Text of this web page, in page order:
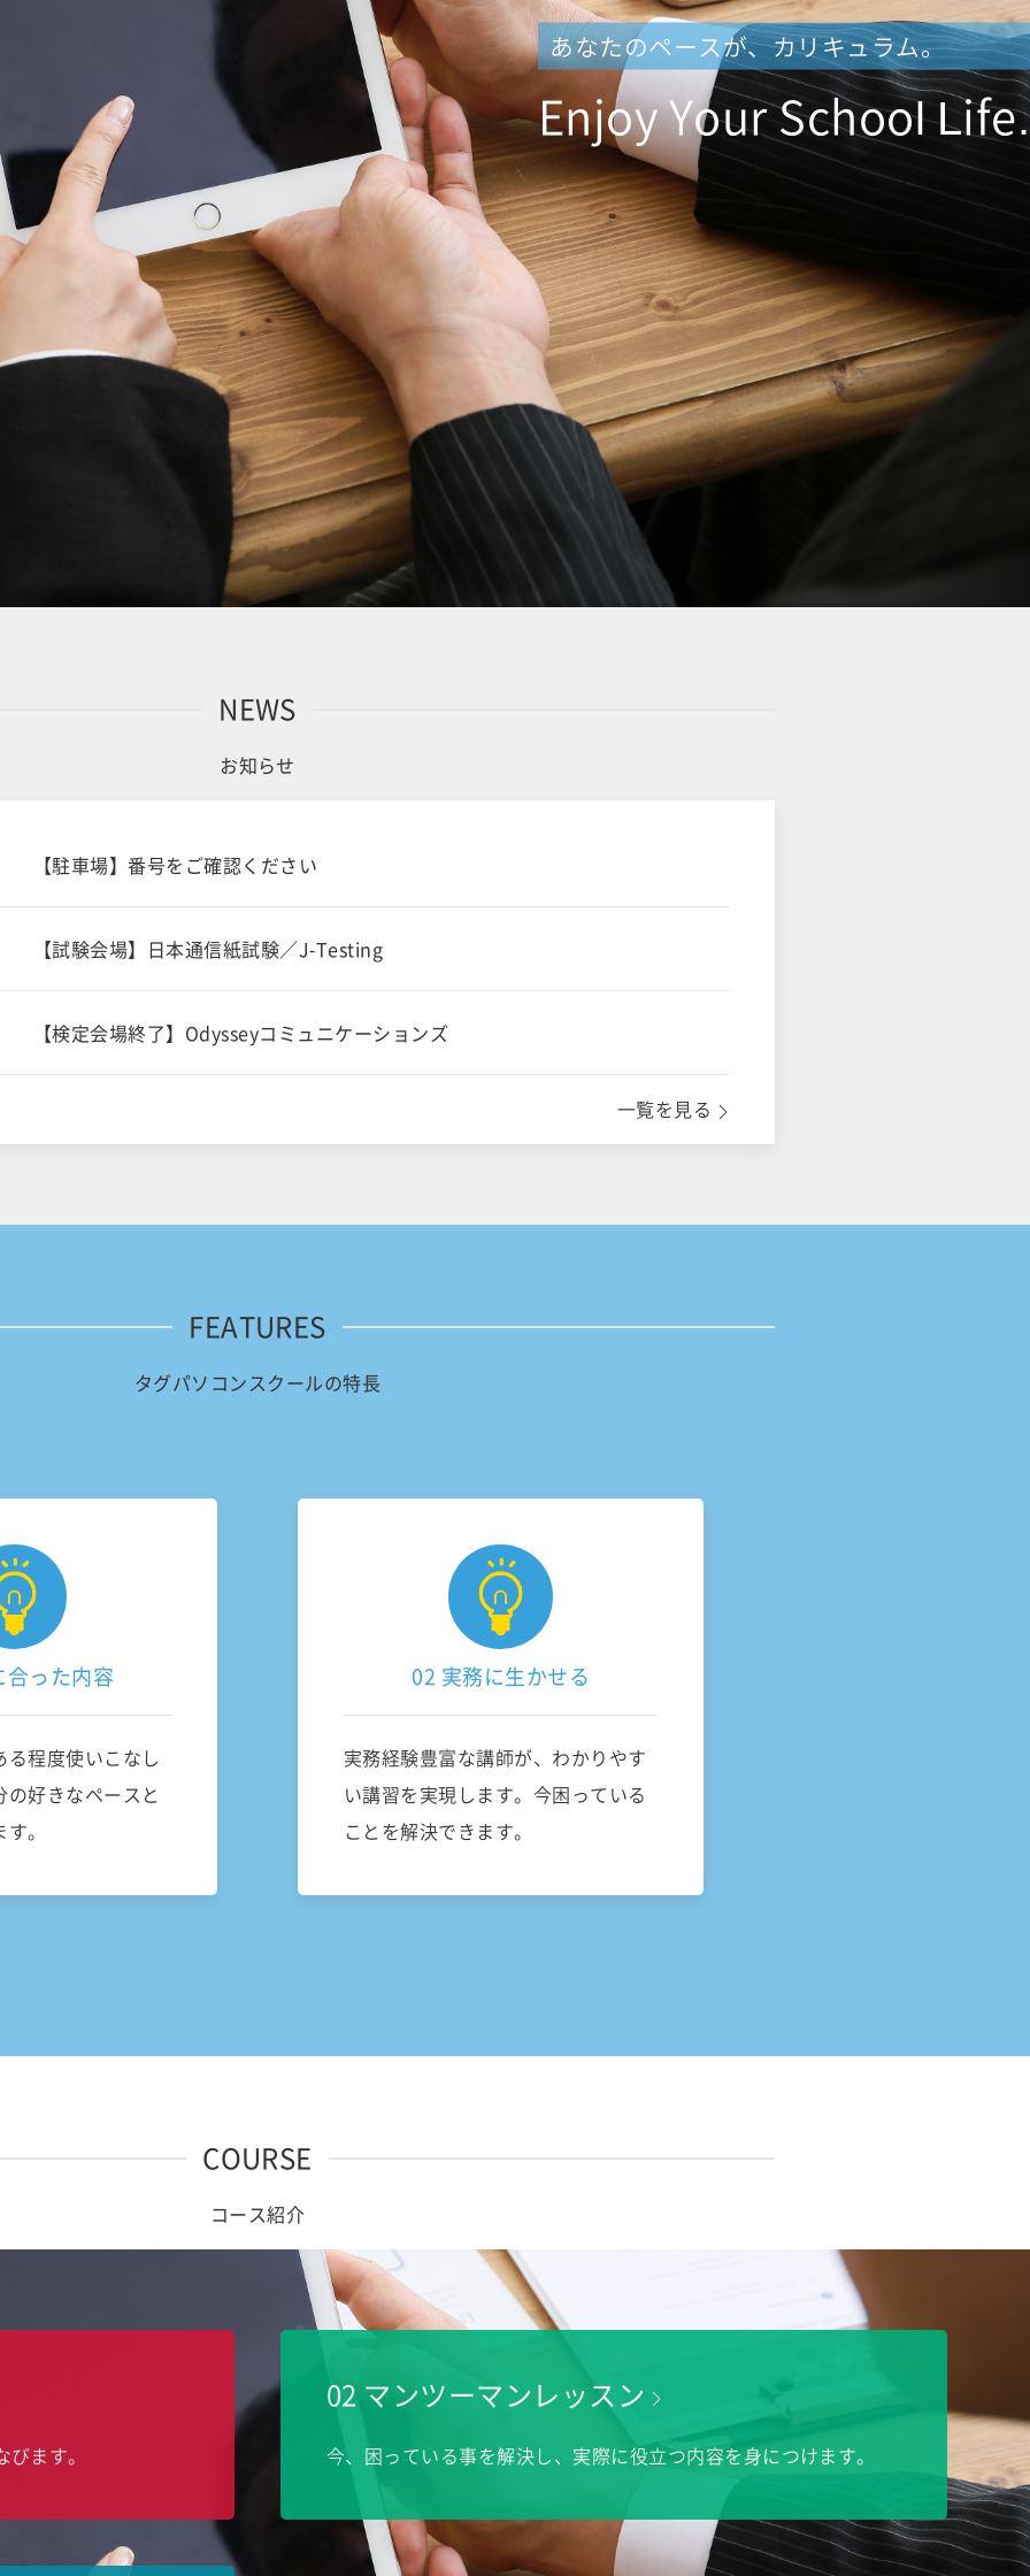
あなたのペースが、カリキュラム。
Enjoy Your School Life.
NEWS
お知らせ
【駐車場】番号をご確認ください
【試験会場】日本通信紙試験／J-Testing
【検定会場終了】Odysseyコミュニケーションズ
一覧を見る
FEATURES
タグパソコンスクールの特長
合った内容
程度使いこなし
好きなペースと
。
02 実務に生かせる
実務経験豊富な講師が、わかりやす
い講習を実現します。今困っている
ことを解決できます。
COURSE
コース紹介
ます。
02 マンツーマンレッスン
今、困っている事を解決し、実際に役立つ内容を身につけます。